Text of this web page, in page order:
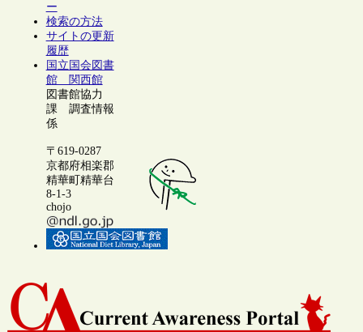
ー
検索の方法
サイトの更新
履歴
国立国会図書
館 関西館
図書館協力
課 調査情報
係
〒619-0287
京都府相楽郡
精華町精華台
8-1-3
chojo